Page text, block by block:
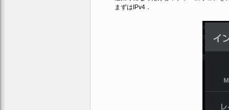
まずはIPv4．